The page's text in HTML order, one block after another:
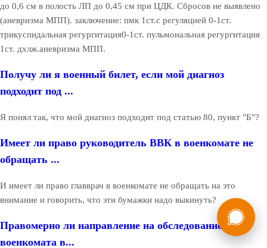
до 0,6 см в полость ЛП до 0,45 см при ЦДК. Сбросов не выявлено
(аневризма МПП). заключение: пмк 1ст.с регуляцией 0-1ст.
трикуспидальная регургитация0-1ст. пульмональная регургитация
1ст. дхлж.аневризма МПП.
Получу ли я военный билет, если мой диагноз
подходит под ...
Я понял так, что мой диагноз подходит под статью 80, пункт "Б"?
Имеет ли право руководитель ВВК в военкомате не
обращать ...
И имеет ли право главврач в военкомате не обращать на это
внимание и говорить, что эти бумажки надо выкинуть?
Правомерно ли направление на обследование от
военкомата в...
Мы в России
Бесплатная
8 (800) 775-35-89